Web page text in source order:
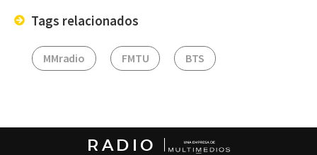
Tags relacionados
MMradio FMTU BTS
RADIO